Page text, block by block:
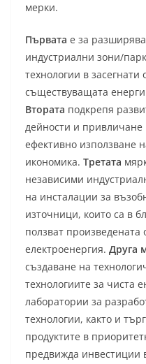
мерки.
Първата е за
индустриални зони/
технологии в
съществуващата
Втората подкрепя
дейности и привличане
ефективно използване
икономика. Третата
независими
на инсталации за
източници, които са в
ползват произведената
електроенергия. Друга
създаване на
технологиите за чиста
лаборатории за
технологии, както и
продуктите в
предвижда